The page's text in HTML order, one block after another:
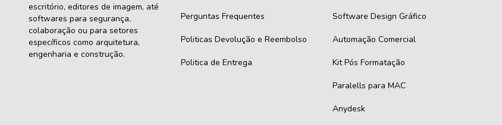
escritório, editores de imagem, até
softwares para segurança,
colaboração ou para setores
específicos como arquitetura,
engenharia e construção.
Perguntas Frequentes
Politicas Devolução e Reembolso
Politica de Entrega
Software Design Gráfico
Automação Comercial
Kit Pós Formatação
Paralells para MAC
Anydesk